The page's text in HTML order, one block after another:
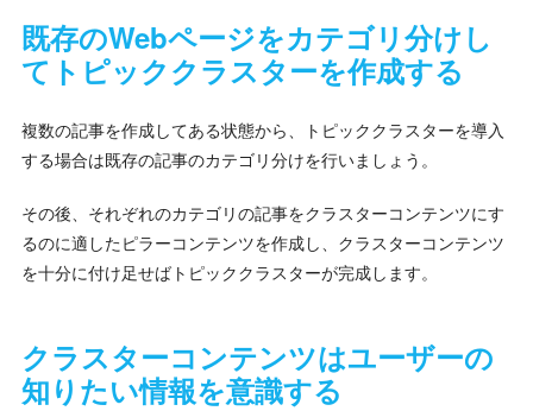
既存のWebページをカテゴリ分けし
てトピッククラスターを作成する
複数の記事を作成してある状態から、トピッククラスターを導入
する場合は既存の記事のカテゴリ分けを行いましょう。
その後、それぞれのカテゴリの記事をクラスターコンテンツにす
るのに適したピラーコンテンツを作成し、クラスターコンテンツ
を十分に付け足せばトピッククラスターが完成します。
クラスターコンテンツはユーザーの
知りたい情報を意識する